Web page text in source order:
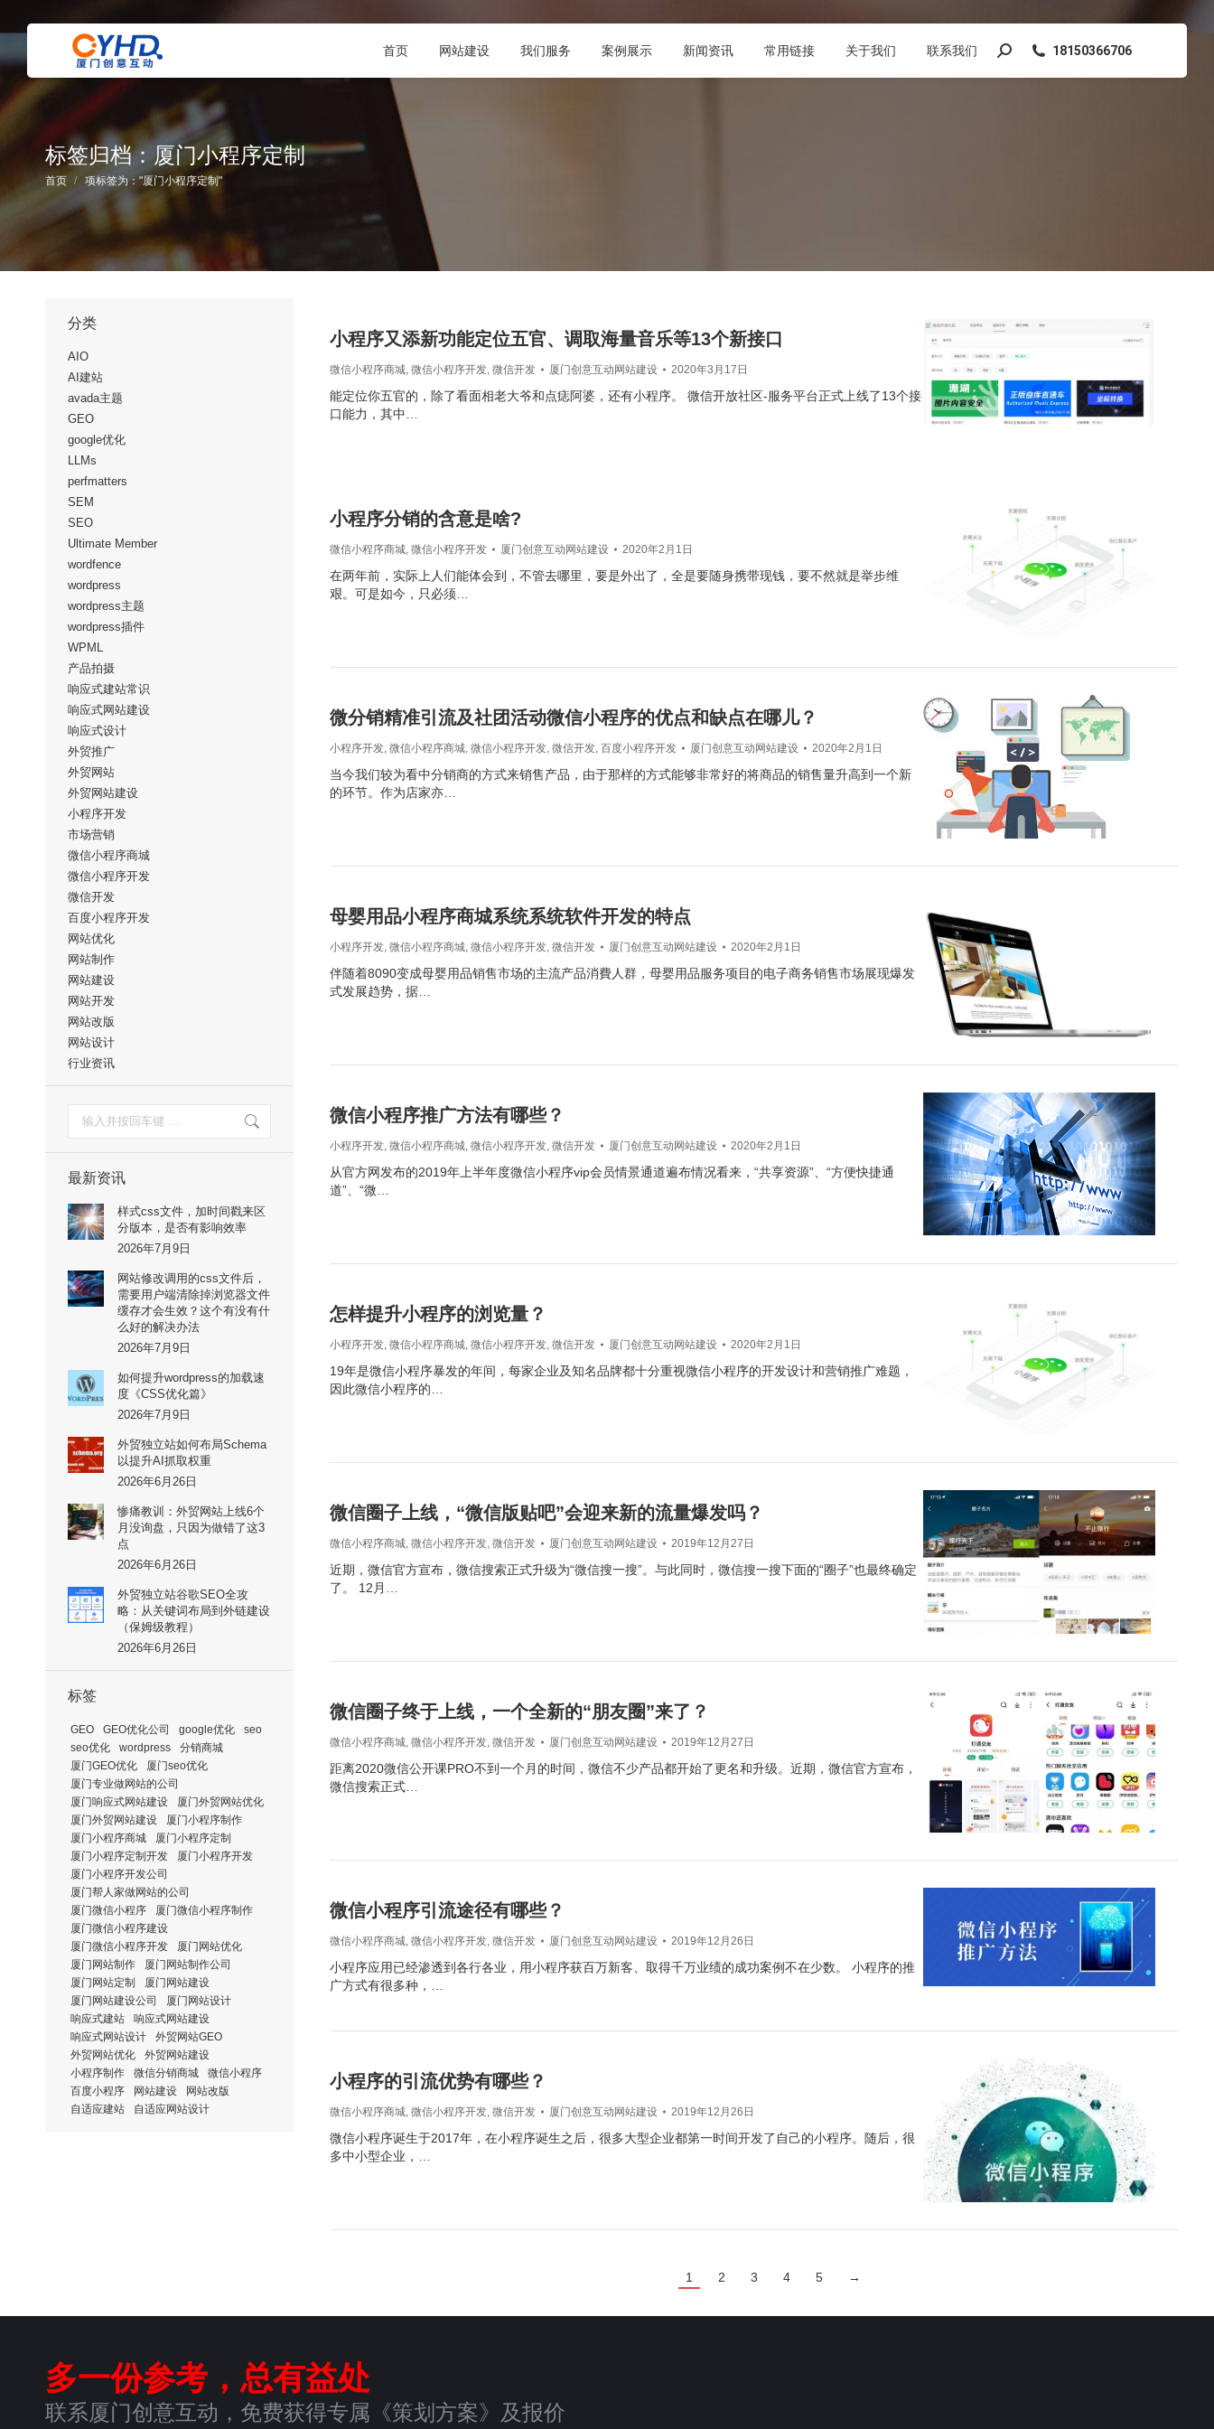
首页 网站建设 我们服务 案例展示 新闻资讯 常用链接 关于我们 联系我们
搜
18150366706
标签归档： 厦门小程序定制
您在这里：
首页 项标签为："厦门小程序定制"
小程序又添新功能定位五官、调取海量音乐等13个新接口
微信小程序商城, 微信小程序开发, 微信开发 厦门创意互动网站建设 2020年3月17日
能定位你五官的，除了看面相老大爷和点痣阿婆，还有小程序。 微信开放社区-服务平台正式上线了13个接
口能力，其中…
小程序分销的含意是啥?
微信小程序商城, 微信小程序开发 厦门创意互动网站建设 2020年2月1日
在两年前，实际上人们能体会到，不管去哪里，要是外出了，全是要随身携带现钱，要不然就是举步维
艰。可是如今，只必须…
微分销精准引流及社团活动微信小程序的优点和缺点在哪儿？
小程序开发, 微信小程序商城, 微信小程序开发, 微信开发, 百度小程序开发 厦门创意互动网站建设 2020年2月1日
当今我们较为看中分销商的方式来销售产品，由于那样的方式能够非常好的将商品的销售量升高到一个新
的环节。作为店家亦…
母婴用品小程序商城系统系统软件开发的特点
小程序开发, 微信小程序商城, 微信小程序开发, 微信开发 厦门创意互动网站建设 2020年2月1日
伴随着8090变成母婴用品销售市场的主流产品消費人群，母婴用品服务项目的电子商务销售市场展现爆发
式发展趋势，据…
微信小程序推广方法有哪些？
小程序开发, 微信小程序商城, 微信小程序开发, 微信开发 厦门创意互动网站建设 2020年2月1日
从官方网发布的2019年上半年度微信小程序vip会员情景通道遍布情况看来，“共享资源”、“方便快捷通
道”、“微…
怎样提升小程序的浏览量？
小程序开发, 微信小程序商城, 微信小程序开发, 微信开发 厦门创意互动网站建设 2020年2月1日
19年是微信小程序暴发的年间，每家企业及知名品牌都十分重视微信小程序的开发设计和营销推广难题，
因此微信小程序的…
微信圈子上线，“微信版贴吧”会迎来新的流量爆发吗？
微信小程序商城, 微信小程序开发, 微信开发 厦门创意互动网站建设 2019年12月27日
近期，微信官方宣布，微信搜索正式升级为“微信搜一搜”。与此同时，微信搜一搜下面的“圈子”也最终确定
了。 12月…
微信圈子终于上线，一个全新的“朋友圈”来了？
微信小程序商城, 微信小程序开发, 微信开发 厦门创意互动网站建设 2019年12月27日
距离2020微信公开课PRO不到一个月的时间，微信不少产品都开始了更名和升级。近期，微信官方宣布，
微信搜索正式…
微信小程序引流途径有哪些？
微信小程序商城, 微信小程序开发, 微信开发 厦门创意互动网站建设 2019年12月26日
小程序应用已经渗透到各行各业，用小程序获百万新客、取得千万业绩的成功案例不在少数。 小程序的推
广方式有很多种，…
小程序的引流优势有哪些？
微信小程序商城, 微信小程序开发, 微信开发 厦门创意互动网站建设 2019年12月26日
微信小程序诞生于2017年，在小程序诞生之后，很多大型企业都第一时间开发了自己的小程序。随后，很
多中小型企业，…
1 2 3 4 5 →
分类
AIO
AI建站
avada主题
GEO
google优化
LLMs
perfmatters
SEM
SEO
Ultimate Member
wordfence
wordpress
wordpress主题
wordpress插件
WPML
产品拍摄
响应式建站常识
响应式网站建设
响应式设计
外贸推广
外贸网站
外贸网站建设
小程序开发
市场营销
微信小程序商城
微信小程序开发
微信开发
百度小程序开发
网站优化
网站制作
网站建设
网站开发
网站改版
网站设计
行业资讯
索：
最新资讯
样式css文件，加时间戳来区
分版本，是否有影响效率
2026年7月9日
网站修改调用的css文件后，
需要用户端清除掉浏览器文件
缓存才会生效？这个有没有什
么好的解决办法
2026年7月9日
如何提升wordpress的加载速
度《CSS优化篇》
2026年7月9日
外贸独立站如何布局Schema
以提升AI抓取权重
2026年6月26日
惨痛教训：外贸网站上线6个
月没询盘，只因为做错了这3
点
2026年6月26日
外贸独立站谷歌SEO全攻
略：从关键词布局到外链建设
（保姆级教程）
2026年6月26日
标签
GEO GEO优化公司 google优化
seo
seo优化
wordpress
分销商城
厦门GEO优化
厦门seo优化
厦门专业做网站的公司
厦门响应式网站建设
厦门外贸网站优化
厦门外贸网站建设
厦门小程序制作
厦门小程序商城
厦门小程序定制
厦门小程序定制开发
厦门小程序开发
厦门小程序开发公司
厦门帮人家做网站的公司
厦门微信小程序
厦门微信小程序制作
厦门微信小程序建设
厦门微信小程序开发
厦门网站优化
厦门网站制作
厦门网站制作公司
厦门网站定制
厦门网站建设
厦门网站建设公司
厦门网站设计
响应式建站
响应式网站建设
响应式网站设计
外贸网站GEO
外贸网站优化
外贸网站建设
小程序制作
微信分销商城
微信小程序
百度小程序
网站建设
网站改版
自适应建站
自适应网站设计
多一份参考，总有益处
联系厦门创意互动，免费获得专属《策划方案》及报价